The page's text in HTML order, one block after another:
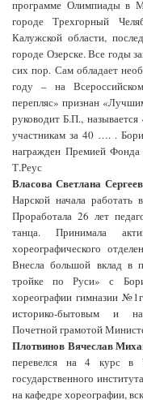
программе Олимпиады в
городе Трехгорный
Калужской области,
городе Озерске. Все годы
сих пор. Сам обладает
году – на
перепляс» признан
руководит Б.П.,
участникам за 40 …. .
награжден Премией
Т.Реус
Власова Светлана
Нарской начала
Проработала 26 лет
танца. Принимала
хореографического
Внесла большой вклад в
тройке по Руси» с
хореографии гимназии
историко-бытовым и
Почетной грамотой
Плотвинов Вячеслав
перевелся на 4 курс в
государственного
на кафедре хореографии,